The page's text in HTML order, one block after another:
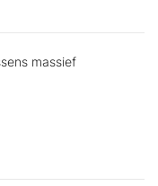
massief